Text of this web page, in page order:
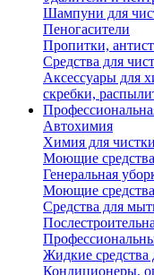
Шампуни для
Пеногасители
Пропитки,
Средства для
Аксессуары для
скребки,
Автохимия
Химия для
Моющие
Генеральная
Моющие
Средства для
Жидкие средства
Кондиционеры,